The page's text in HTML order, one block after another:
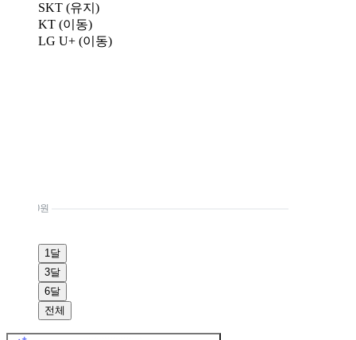
SKT (유지)
KT (이동)
LG U+ (이동)
0원
1달
3달
6달
전체